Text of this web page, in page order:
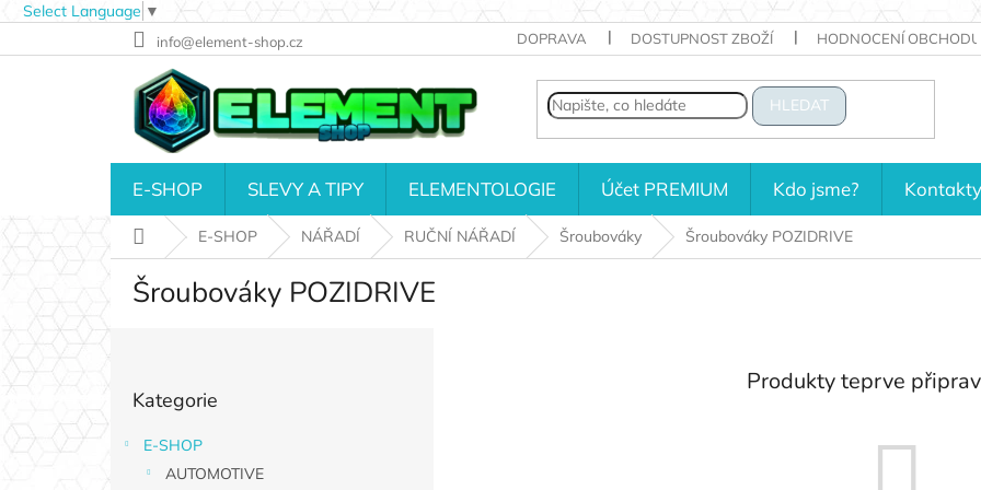
Select Language ▼
na
info@element-shop.cz DOPRAVA DOSTUPNOST ZBOŽÍ HODNOCENÍ OBCHODU
HLEDAT
E-SHOP SLEVY A TIPY ELEMENTOLOGIE Účet PREMIUM Kdo jsme? Kontakty
Domů E-SHOP NÁŘADÍ RUČNÍ NÁŘADÍ Šroubováky Šroubováky POZIDRIVE
Šroubováky POZIDRIVE
P
o
n
kategorie
Kategorie
E-SHOP
AUTOMOTIVE
Produkty teprve